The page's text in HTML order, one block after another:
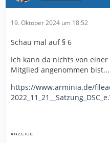
19. Oktober 2024 um 18:52
Schau mal auf § 6
Ich kann da nichts von
Mitglied angenommen
https://www.arminia.de/